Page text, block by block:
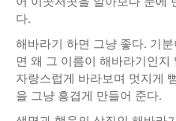
다.
해바라기 하면 그냥 좋다. 기
면 왜 그 이름이 해바라기인
자랑스럽게 바라보며 멋지게
을 그냥 흥겹게 만들어 준다.